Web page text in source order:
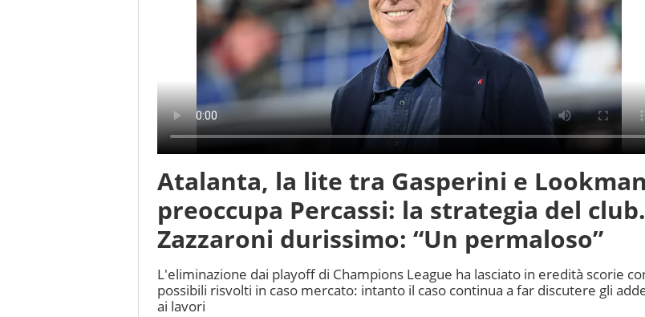
Atalanta, la lite tra Gasperini e Lookman
preoccupa Percassi: la strategia del club.
Zazzaroni durissimo: “Un permaloso”
L'eliminazione dai playoff di Champions League ha lasciato in eredità scorie
possibili risvolti in caso mercato: intanto il caso continua a far discutere gli
ai lavori